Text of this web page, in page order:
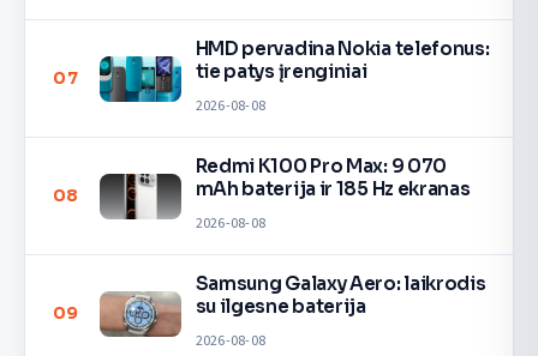
07
HMD pervadina Nokia telefonus:
tie patys įrenginiai
2026-08-08
08
Redmi K100 Pro Max: 9 070
mAh baterija ir 185 Hz ekranas
2026-08-08
09
Samsung Galaxy Aero: laikrodis
su ilgesne baterija
2026-08-08